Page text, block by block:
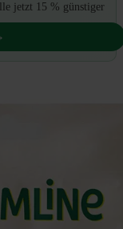
jetzt 15 % günstiger